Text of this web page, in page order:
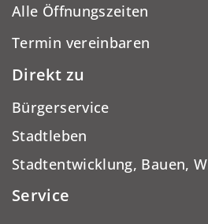
Alle Öffnungszeiten
Termin vereinbaren
Direkt zu
Bürgerservice
Stadtleben
Stadtentwicklung, Bauen,
Service